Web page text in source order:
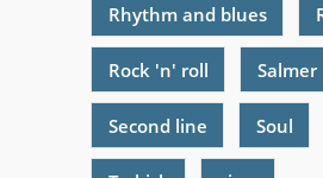
Rhythm and blues
Rock 'n' roll Salmer
Second line Soul